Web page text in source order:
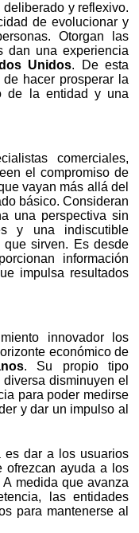
y reflexivo.
de evolucionar y
Otorgan las
dan una experiencia
Unidos. De esta
hacer prosperar la
de la entidad y una
comerciales,
el compromiso de
vayan más allá del
básico. Consideran
una perspectiva sin
y una indiscutible
sirven. Es desde
información
impulsa resultados
innovador los
económico de
. Su propio tipo
disminuyen el
para poder medirse
y dar un impulso al
es dar a los usuarios
ofrezcan ayuda a los
medida que avanza
las entidades
para mantenerse al